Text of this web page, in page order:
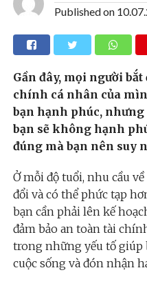
Published on
Gần đây, mọi người
chính cá nhân của
bạn hạnh phúc,
bạn sẽ không hạnh
đúng mà bạn nên suy
Ở mỗi độ tuổi, nhu cầu
đổi và có thể phức tạp
bạn cần phải lên kế
đảm bảo an toàn tài
trong những yếu tố giúp
cuộc sống và đón nhận